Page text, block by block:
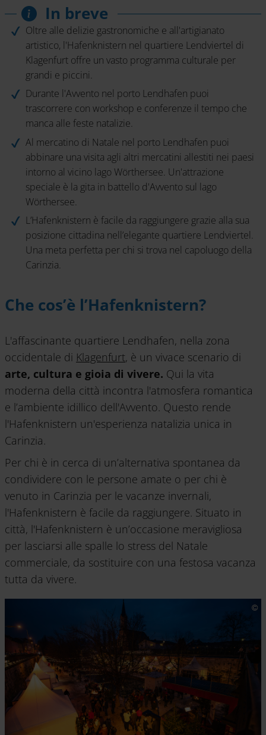
In breve
Oltre alle delizie gastronomiche e all'artigianato
artistico, l'Hafenknistern nel quartiere Lendviertel di
Klagenfurt offre un vasto programma culturale per
grandi e piccini.
Durante l'Avvento nel porto Lendhafen puoi
trascorrere con workshop e conferenze il tempo che
manca alle feste natalizie.
Al mercatino di Natale nel porto Lendhafen puoi
abbinare una visita agli altri mercatini allestiti nei paesi
intorno al vicino lago Wörthersee. Un'attrazione
speciale è la gita in battello d'Avvento sul lago
Wörthersee.
L’Hafenknistern è facile da raggiungere grazie alla sua
posizione cittadina nell’elegante quartiere Lendviertel.
Una meta perfetta per chi si trova nel capoluogo della
Carinzia.
Che cos’è l’Hafenknistern?
L'affascinante quartiere Lendhafen, nella zona
occidentale di Klagenfurt, è un vivace scenario di
arte, cultura e gioia di vivere. Qui la vita
moderna della città incontra l'atmosfera romantica
e l’ambiente idillico dell'Avvento. Questo rende
l'Hafenknistern un'esperienza natalizia unica in
Carinzia.
Per chi è in cerca di un’alternativa spontanea da
condividere con le persone amate o per chi è
venuto in Carinzia per le vacanze invernali,
l'Hafenknistern è facile da raggiungere. Situato in
città, l'Hafenknistern è un’occasione meravigliosa
per lasciarsi alle spalle lo stress del Natale
commerciale, da sostituire con una festosa vacanza
tutta da vivere.